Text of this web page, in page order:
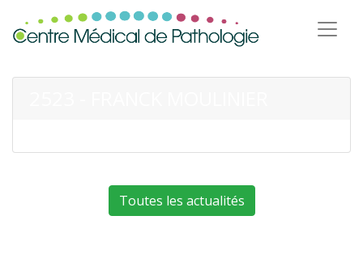
Toutes les actualités